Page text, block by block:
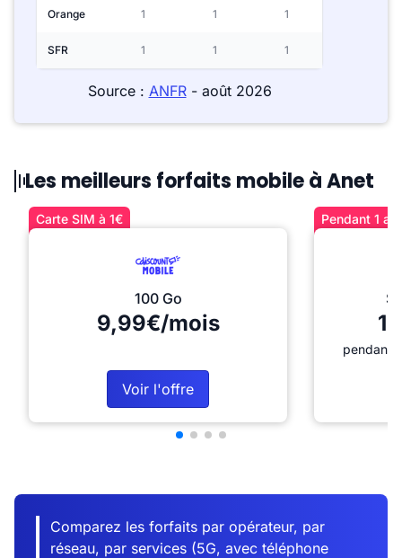
Orange 1 1 1
SFR 1 1 1
Source : ANFR- août 2026
Les meilleurs forfaits mobile à Anet
Carte SIM à 1€
100 Go
9,99€/mois
Voir l'offre
Pendant 1
pendant
Comparez les forfaits par opérateur, par
réseau, par services (5G, avec téléphone